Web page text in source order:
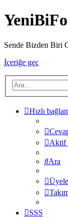
Sende Bizden Biri
İçeriğe geç
Hızlı
Aktif
Ara
SSS